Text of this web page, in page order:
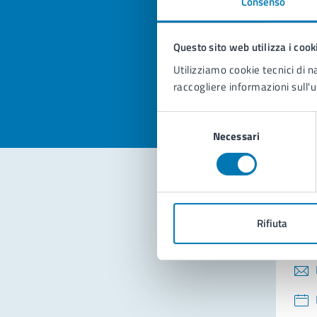
Questo sito web utilizza i
Utilizziamo cookie tecnici di
raccogliere informazioni
consenso
Necessari
Rifiuta